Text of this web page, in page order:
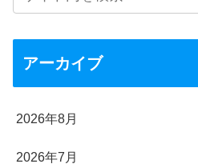
アーカイブ
2026年8月
2026年7月